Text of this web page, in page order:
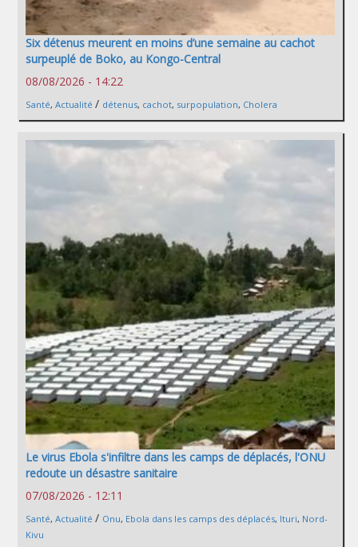
Six détenus meurent en moins d’une semaine au cachot
surpeuplé de Boko, au Kongo-Central
08/08/2026 - 14:22
Santé, Actualité / détenus, cachot, surpopulation, Cholera
Le virus Ebola s'infiltre dans les camps de déplacés, l'ONU
redoute un désastre sanitaire
07/08/2026 - 12:11
Santé, Actualité / Onu, Ebola dans les camps des déplacés, Ituri, Nord-
Kivu